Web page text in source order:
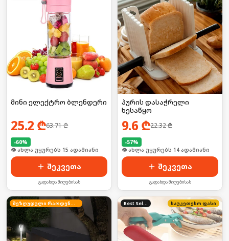
მინი ელექტრო ბლენდერი
25.2 ₾63.71₾
-60%
🛒 ბოლო 24სთ-ში იყიდა 22-მა
შეკვეთა
გადახდა მიღებისას
პურის დასაჭრელი
ხესაწყო
9.6 ₾22.32₾
-57%
🛒 ბოლო 24სთ-ში იყიდა 23-მა
შეკვეთა
გადახდა მიღებისას
საუკეთესო ფასი